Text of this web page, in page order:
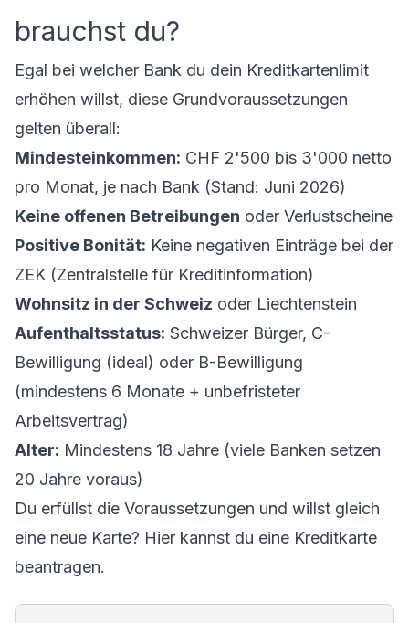
brauchst du?
Egal bei welcher Bank du dein Kreditkartenlimit
erhöhen willst, diese Grundvoraussetzungen
gelten überall:
Mindesteinkommen: CHF 2'500 bis 3'000 netto
pro Monat, je nach Bank (Stand: Juni 2026)
Keine offenen Betreibungen oder Verlustscheine
Positive Bonität: Keine negativen Einträge bei der
ZEK (Zentralstelle für Kreditinformation)
Wohnsitz in der Schweiz oder Liechtenstein
Aufenthaltsstatus: Schweizer Bürger, C-
Bewilligung (ideal) oder B-Bewilligung
(mindestens 6 Monate + unbefristeter
Arbeitsvertrag)
Alter: Mindestens 18 Jahre (viele Banken setzen
20 Jahre voraus)
Du erfüllst die Voraussetzungen und willst gleich
eine neue Karte? Hier kannst du eine Kreditkarte
beantragen.